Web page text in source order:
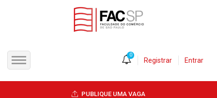
0
Registrar Entrar
PUBLIQUE UMA VAGA